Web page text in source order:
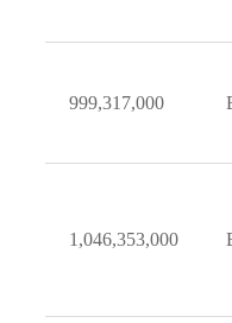
999,317,000